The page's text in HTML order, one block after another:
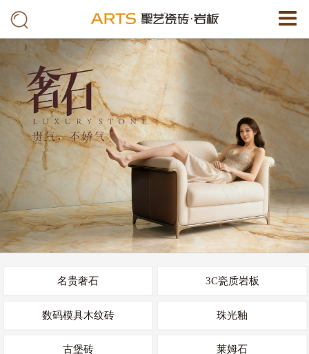
名贵奢石 3C瓷质岩板
数码模具木纹砖 珠光釉
古堡砖 莱姆石